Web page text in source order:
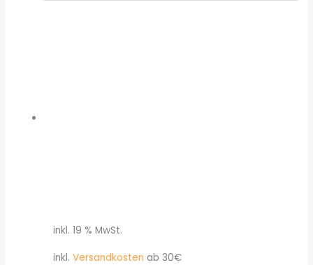
inkl. 19 % MwSt.
inkl. Versandkosten ab 30€